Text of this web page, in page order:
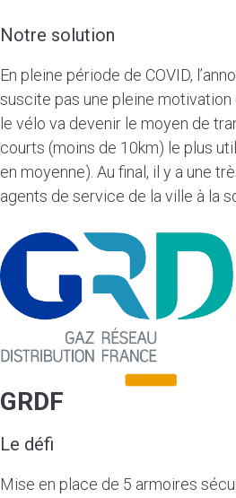
Notre solution
En pleine période de COVID,
suscite pas une pleine motivation
le vélo va devenir le moyen de
courts (moins de 10km) le plus
en moyenne). Au final, il y a une
agents de service de la ville à la
GRDF
Le défi
Mise en place de 5 armoires